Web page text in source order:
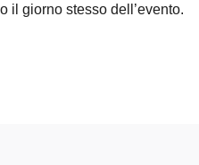
il giorno stesso dell’evento.